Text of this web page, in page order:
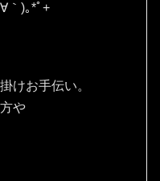
｀⁠)⁠｡⁠*ﾟ⁠+
けお手伝い。
や